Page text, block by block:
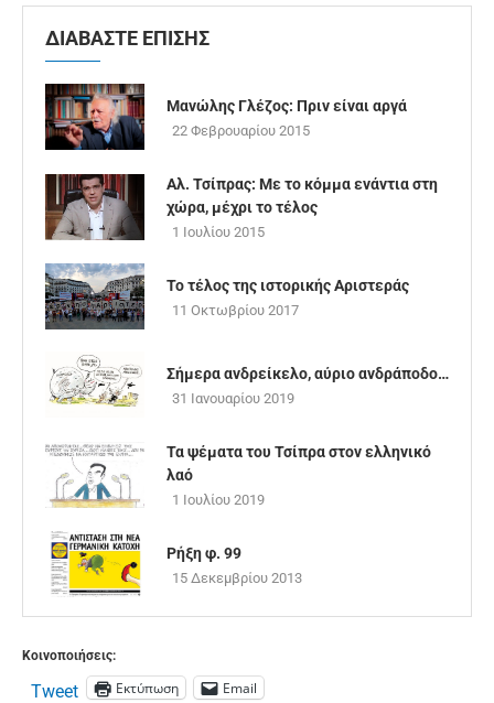
ΔΙΑΒΑΣΤΕ ΕΠΙΣΗΣ
Μανώλης Γλέζος: Πριν είναι αργά
22 Φεβρουαρίου 2015
Αλ. Τσίπρας: Με το κόμμα ενάντια στη
χώρα, μέχρι το τέλος
1 Ιουλίου 2015
To τέλος της ιστορικής Αριστεράς
11 Οκτωβρίου 2017
Σήμερα ανδρείκελο, αύριο ανδράποδο…
31 Ιανουαρίου 2019
Τα ψέματα του Τσίπρα στον ελληνικό
λαό
1 Ιουλίου 2019
Ρήξη φ. 99
15 Δεκεμβρίου 2013
Κοινοποιήσεις:
Tweet Εκτύπωση Email